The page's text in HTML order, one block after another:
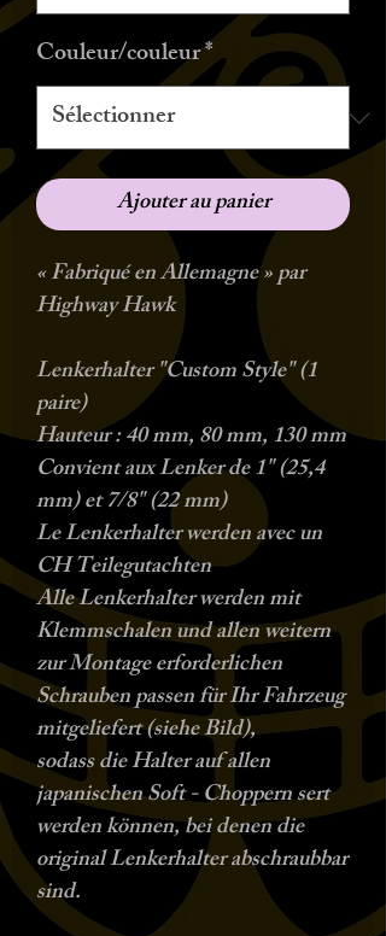
Couleur/couleur*
Ajouter au panier
« Fabriqué en Allemagne » par
Highway Hawk
Lenkerhalter "Custom Style" (1
paire)
Hauteur :40 mm, 80 mm, 130 mm
Convientaux Lenker de 1" (25,4
mm) et 7/8" (22 mm)
Le Lenkerhalter werden avec un
CH Teilegutachten
Alle Lenkerhalter werden mit
Klemmschalen und allen weitern
zur Montage erforderlichen
Schrauben passen für Ihr Fahrzeug
mitgeliefert (siehe Bild),
sodass die Halter auf allen
japanischen Soft - Choppern sert
werden können, bei denen die
original Lenkerhalter abschraubbar
sind.